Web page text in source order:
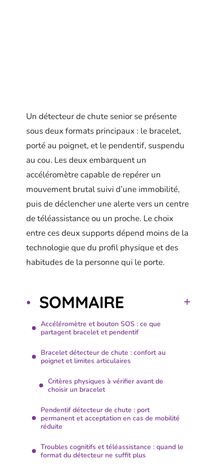
Un détecteur de chute senior se présente
sous deux formats principaux : le bracelet,
porté au poignet, et le pendentif, suspendu
au cou. Les deux embarquent un
accéléromètre capable de repérer un
mouvement brutal suivi d’une immobilité,
puis de déclencher une alerte vers un centre
de téléassistance ou un proche. Le choix
entre ces deux supports dépend moins de la
technologie que du profil physique et des
habitudes de la personne qui le porte.
SOMMAIRE
Accéléromètre et bouton SOS : ce que
partagent bracelet et pendentif
Bracelet détecteur de chute : confort au
poignet et limites articulaires
Critères physiques à vérifier avant de
choisir un bracelet
Pendentif détecteur de chute : port
permanent et acceptation en cas de mobilité
réduite
Troubles cognitifs et téléassistance : quand le
format du détecteur ne suffit plus